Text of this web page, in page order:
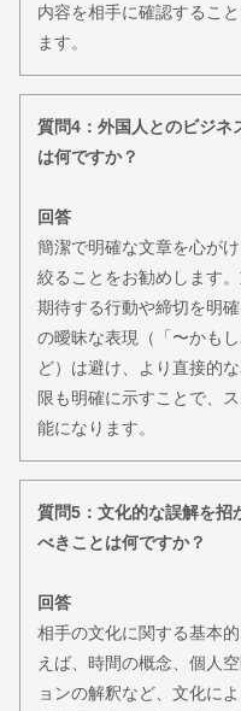
内容を相手に確認するこ
ます。
質問4：外国人とのビジネ
は何ですか？
回答
簡潔で明確な文章を心が
絞ることをお勧めします
期待する行動や締切を明
の曖昧な表現（「〜かも
ど）は避け、より直接的
限も明確に示すことで、
能になります。
質問5：文化的な誤解を招
べきことは何ですか？
回答
相手の文化に関する基本
えば、時間の概念、個人
ョンの解釈など、文化に